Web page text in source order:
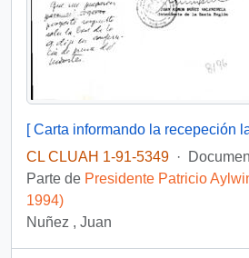
CL CLUAH 1-91-5349 ·
Parte de Presidente Patricio
1994)
Nuñez , Juan